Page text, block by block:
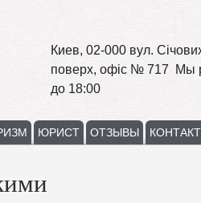
Киев, 02-000 вул.
поверх, офіс № 717 Мы
до 18:00
ЮРИСТ ОТЗЫВЫ